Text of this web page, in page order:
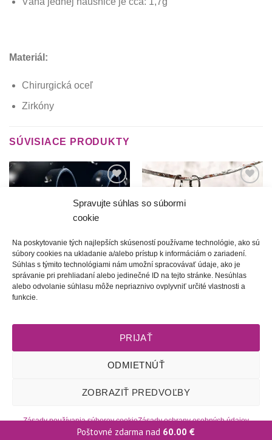
Spravujte súhlas so súbormi
cookie
Na poskytovanie tých najlepších skúseností používame technológie, ako sú
súbory cookies na ukladanie a/alebo prístup k informáciám o zariadení.
Súhlas s týmito technológiami nám umožní spracovávať údaje, ako je
správanie pri prehliadaní alebo jedinečné ID na tejto stránke. Nesúhlas
alebo odvolanie súhlasu môže nepriaznivo ovplyvniť určité vlastnosti a
funkcie.
PRIJAŤ
ODMIETNÚŤ
ZOBRAZIŤ PREDVOĽBY
Zásady používania súborov cookieZásady ochrany osobných údajov
Materiál:
Chirurgická oceľ
Zirkóny
SÚVISIACE PRODUKTY
krasotinku
si prosím
Ľadové kráľovstvo | Krištáľové
Reklamačný poriadok l Starostlivosť o šperky
(EÚ) l2009 - 2026 © Tete-Art, Všetky práva vyhradené
Poštovné zdarma nad 60.00 €